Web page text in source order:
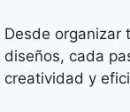
Desde organizar
diseños, cada
creatividad y